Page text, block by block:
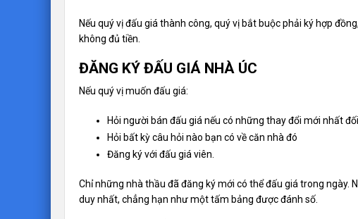
Nếu quý vị đấu giá thành công, quý vị bắt buộc phải ký hợp
không đủ tiền.
ĐĂNG KÝ ĐẤU GIÁ NHÀ ÚC
Nếu quý vị muốn đấu giá:
Hỏi người bán đấu giá nếu có những thay đổi mới nhất
Hỏi bất kỳ câu hỏi nào bạn có về căn nhà đó
Đăng ký với đấu giá viên.
Chỉ những nhà thầu đã đăng ký mới có thể đấu giá trong ngày.
duy nhất, chẳng hạn như một tấm bảng được đánh số.